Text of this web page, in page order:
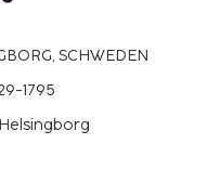
SCHWEDEN
1795